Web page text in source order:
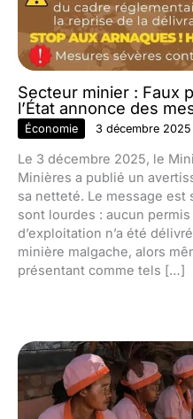
Secteur minier : Faux
l’État annonce des
Économie 3 décembre 2025
Le 3 décembre 2025, le
Minières a publié un
sa netteté. Le message
sont lourdes : aucun
d’exploitation n’a été
minière malgache, alors
présentant comme tels […]